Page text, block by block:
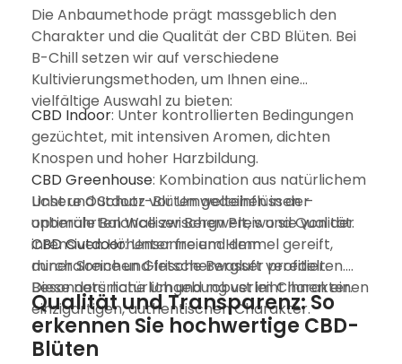
Die Anbaumethode prägt massgeblich den
Charakter und die Qualität der CBD Blüten. Bei
B-Chill setzen wir auf verschiedene
Kultivierungsmethoden, um Ihnen eine
vielfältige Auswahl zu bieten:
CBD Indoor: Unter kontrollierten Bedingungen
gezüchtet, mit intensiven Aromen, dichten
Knospen und hoher Harzbildung.
CBD Greenhouse: Kombination aus natürlichem
Licht und Schutz vor Umwelteinflüssen –
optimale Balance zwischen Preis und Qualität.
CBD Outdoor: Unter freiem Himmel gereift,
durch Sonne und frische Bergluft veredelt.
Besonders natürlich und robust im Charakter.
Unsere Outdoor-Blüten gedeihen in der
unberührten Walliser Bergwelt, wo sie von der
intensiven Höhensonne und dem
mineralreichen Gletscherwasser profitieren.
Diese natürliche Umgebung verleiht ihnen einen
einzigartigen, authentischen Charakter.
Qualität und Transparenz: So
erkennen Sie hochwertige CBD-
Blüten